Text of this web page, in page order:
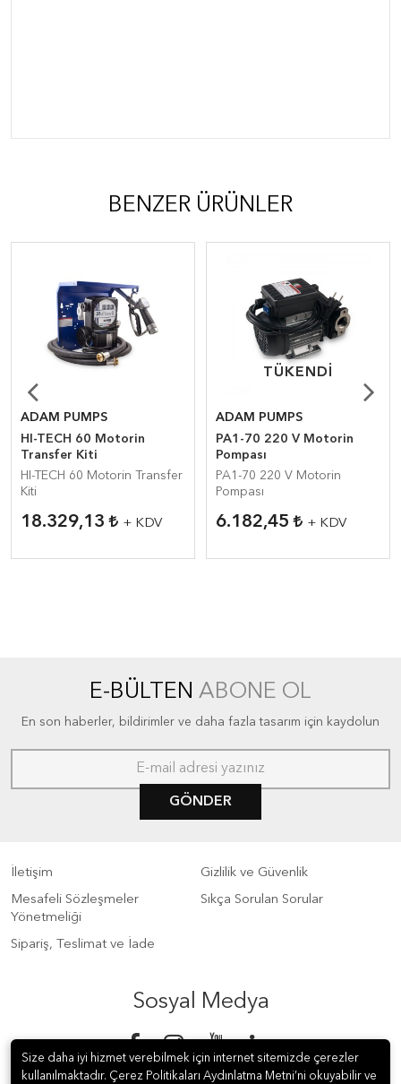
BENZER ÜRÜNLER
ADAM PUMPS
HI-TECH 60 Motorin
Transfer Kiti
HI-TECH 60 Motorin Transfer
Kiti
18.329,13 + KDV
TÜKENDI
TÜKENDI
ADAM PUMPS
PA1-70 220 V Motorin
Pompası
PA1-70 220 V Motorin
Pompası
6.182,45 + KDV
E-BÜLTEN ABONE OL
En son haberler, bildirimler ve daha fazla tasarım için kaydolun
GÖNDER
İletişim
Gizlilik ve Güvenlik
Mesafeli Sözleşmeler
Yönetmeliği
Sıkça Sorulan Sorular
Sipariş, Teslimat ve İade
Sosyal Medya
Size daha iyi hizmet verebilmek için internet sitemizde çerezler
kullanılmaktadır. Çerez Politikaları Aydınlatma Metni’ni okuyabilir ve